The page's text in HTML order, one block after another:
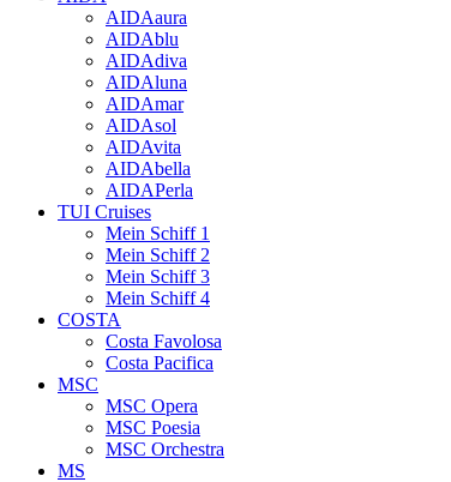
AIDAaura
AIDAblu
AIDAdiva
AIDAluna
AIDAmar
AIDAsol
AIDAvita
AIDAbella
AIDAPerla
TUI Cruises
Mein Schiff 1
Mein Schiff 2
Mein Schiff 3
Mein Schiff 4
COSTA
Costa Favolosa
Costa Pacifica
MSC
MSC Opera
MSC Poesia
MSC Orchestra
MS